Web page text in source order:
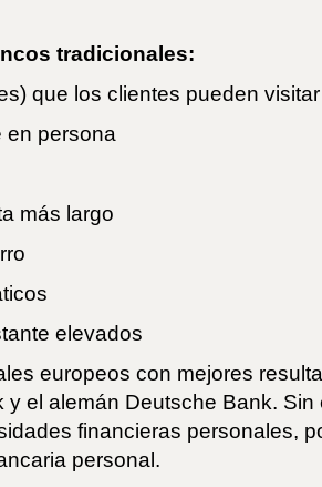
tradicionales:
que los clientes pueden
en persona
más largo
elevados
europeos con mejores
el alemán Deutsche Bank.
financieras personales,
personal.